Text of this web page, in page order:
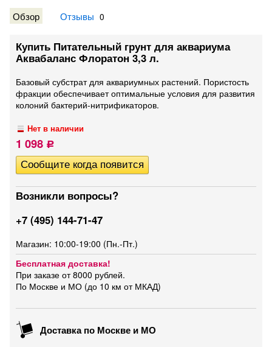
Обзор Отзывы 0
Купить Питательный грунт для аквариума
Аквабаланс Флоратон 3,3 л.
Базовый субстрат для аквариумных растений. Пористость
фракции обеспечивает оптимальные условия для развития
колоний бактерий-нитрификаторов.
Нет в наличии
1 098 Р
Возникли вопросы?
+7 (495) 144-71-47
Магазин: 10:00-19:00 (Пн.-Пт.)
Бесплатная доставка!
При заказе от 8000 рублей.
По Москве и МО (до 10 км от МКАД)
Доставка по Москве и МО